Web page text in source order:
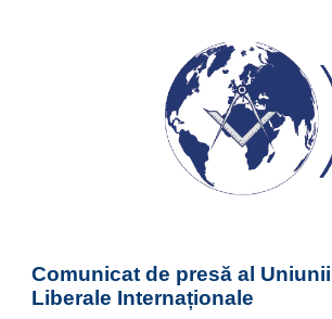
Comunicat de presă al
Liberale Internaționale